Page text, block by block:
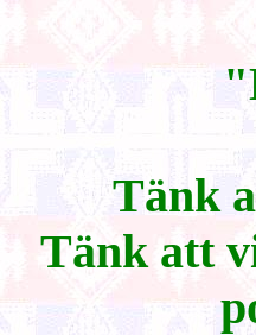
Tänk
Tänk att